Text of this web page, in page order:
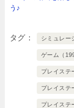
う♪
タグ シミュレー
ゲーム（
プレイステ
プレイステ
プレイステ